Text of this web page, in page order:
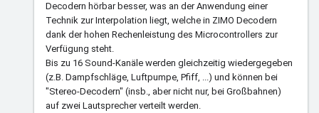
Decodern hörbar besser, was an der Anwendung einer
Technik zur Interpolation liegt, welche in ZIMO Decodern
dank der hohen Rechenleistung des Microcontrollers zur
Verfügung steht.
Bis zu 16 Sound-Kanäle werden gleichzeitig wiedergegeben
(z.B. Dampfschläge, Luftpumpe, Pfiff, ...) und können bei
"Stereo-Decodern" (insb., aber nicht nur, bei Großbahnen)
auf zwei Lautsprecher verteilt werden.